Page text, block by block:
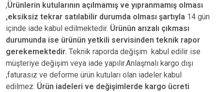
,Ürünlerin kutularının açılmamış ve yıpranmamış olması
,eksiksiz tekrar satılabilir durumda olması şartıyla 14 gün
içinde iade kabul edilmektedir. Ürünün arızalı çıkması
durumunda ise ürünün yetkili servisinden teknik rapor
gerekemektedir. Teknik raporda değişim kabul edilir ise
müşteriye değişim veya iade yapılır.Anlaşmalı kargo dışı
,faturasız ve deforme ürün kutuları olan iadeler kabul
edilmez. Ürün iadeleri ve değişimlerde kargo ücreti